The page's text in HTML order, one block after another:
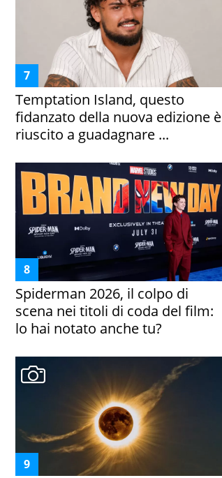
Temptation Island, questo
fidanzato della nuova edizione è
riuscito a guadagnare ...
Spiderman 2026, il colpo di
scena nei titoli di coda del film:
lo hai notato anche tu?